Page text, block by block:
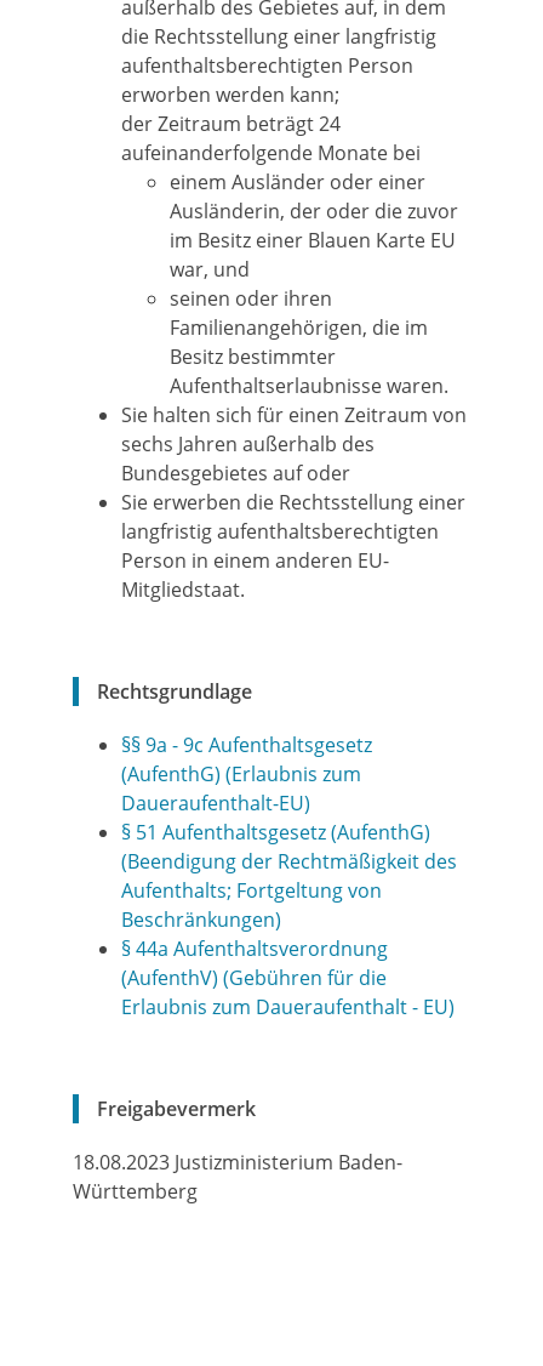
außerhalb des Gebietes auf, in dem
die Rechtsstellung einer langfristig
aufenthaltsberechtigten Person
erworben werden kann;
der Zeitraum beträgt 24
aufeinanderfolgende Monate bei
einem Ausländer oder einer
Ausländerin, der oder die zuvor
im Besitz einer Blauen Karte EU
war, und
seinen oder ihren
Familienangehörigen, die im
Besitz bestimmter
Aufenthaltserlaubnisse waren.
Sie halten sich für einen Zeitraum von
sechs Jahren außerhalb des
Bundesgebietes auf oder
Sie erwerben die Rechtsstellung einer
langfristig aufenthaltsberechtigten
Person in einem anderen EU-
Mitgliedstaat.
Rechtsgrundlage
§§ 9a - 9c Aufenthaltsgesetz
(AufenthG) (Erlaubnis zum
Daueraufenthalt-EU)
§ 51 Aufenthaltsgesetz (AufenthG)
(Beendigung der Rechtmäßigkeit des
Aufenthalts; Fortgeltung von
Beschränkungen)
§ 44a Aufenthaltsverordnung
(AufenthV) (Gebühren für die
Erlaubnis zum Daueraufenthalt - EU)
Freigabevermerk
18.08.2023 Justizministerium Baden-
Württemberg